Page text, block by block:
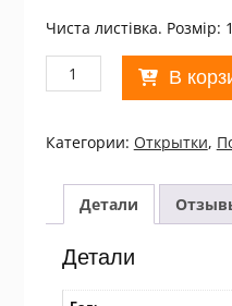
Чиста листівка. Розмір:
Количество
товара
1982.
Поздравляю!
Художник
Коробова
р508
В
Категории: Открытки,
Детали
Детали